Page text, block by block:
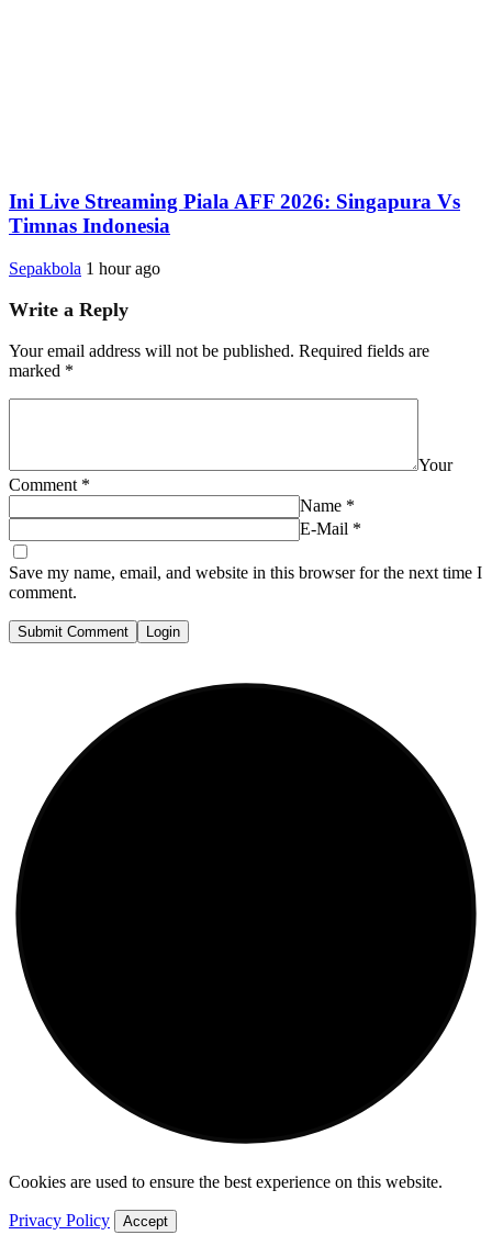
Ini Live Streaming Piala AFF 2026: Singapura Vs
Timnas Indonesia
Sepakbola 1 hour ago
Write a Reply
Your email address will not be published. Required fields are
marked *
Your
Comment *
Name *
E-Mail *
Save my name, email, and website in this browser for the next time I
comment.
Submit Comment Login
Cookies are used to ensure the best experience on this website.
Privacy Policy Accept